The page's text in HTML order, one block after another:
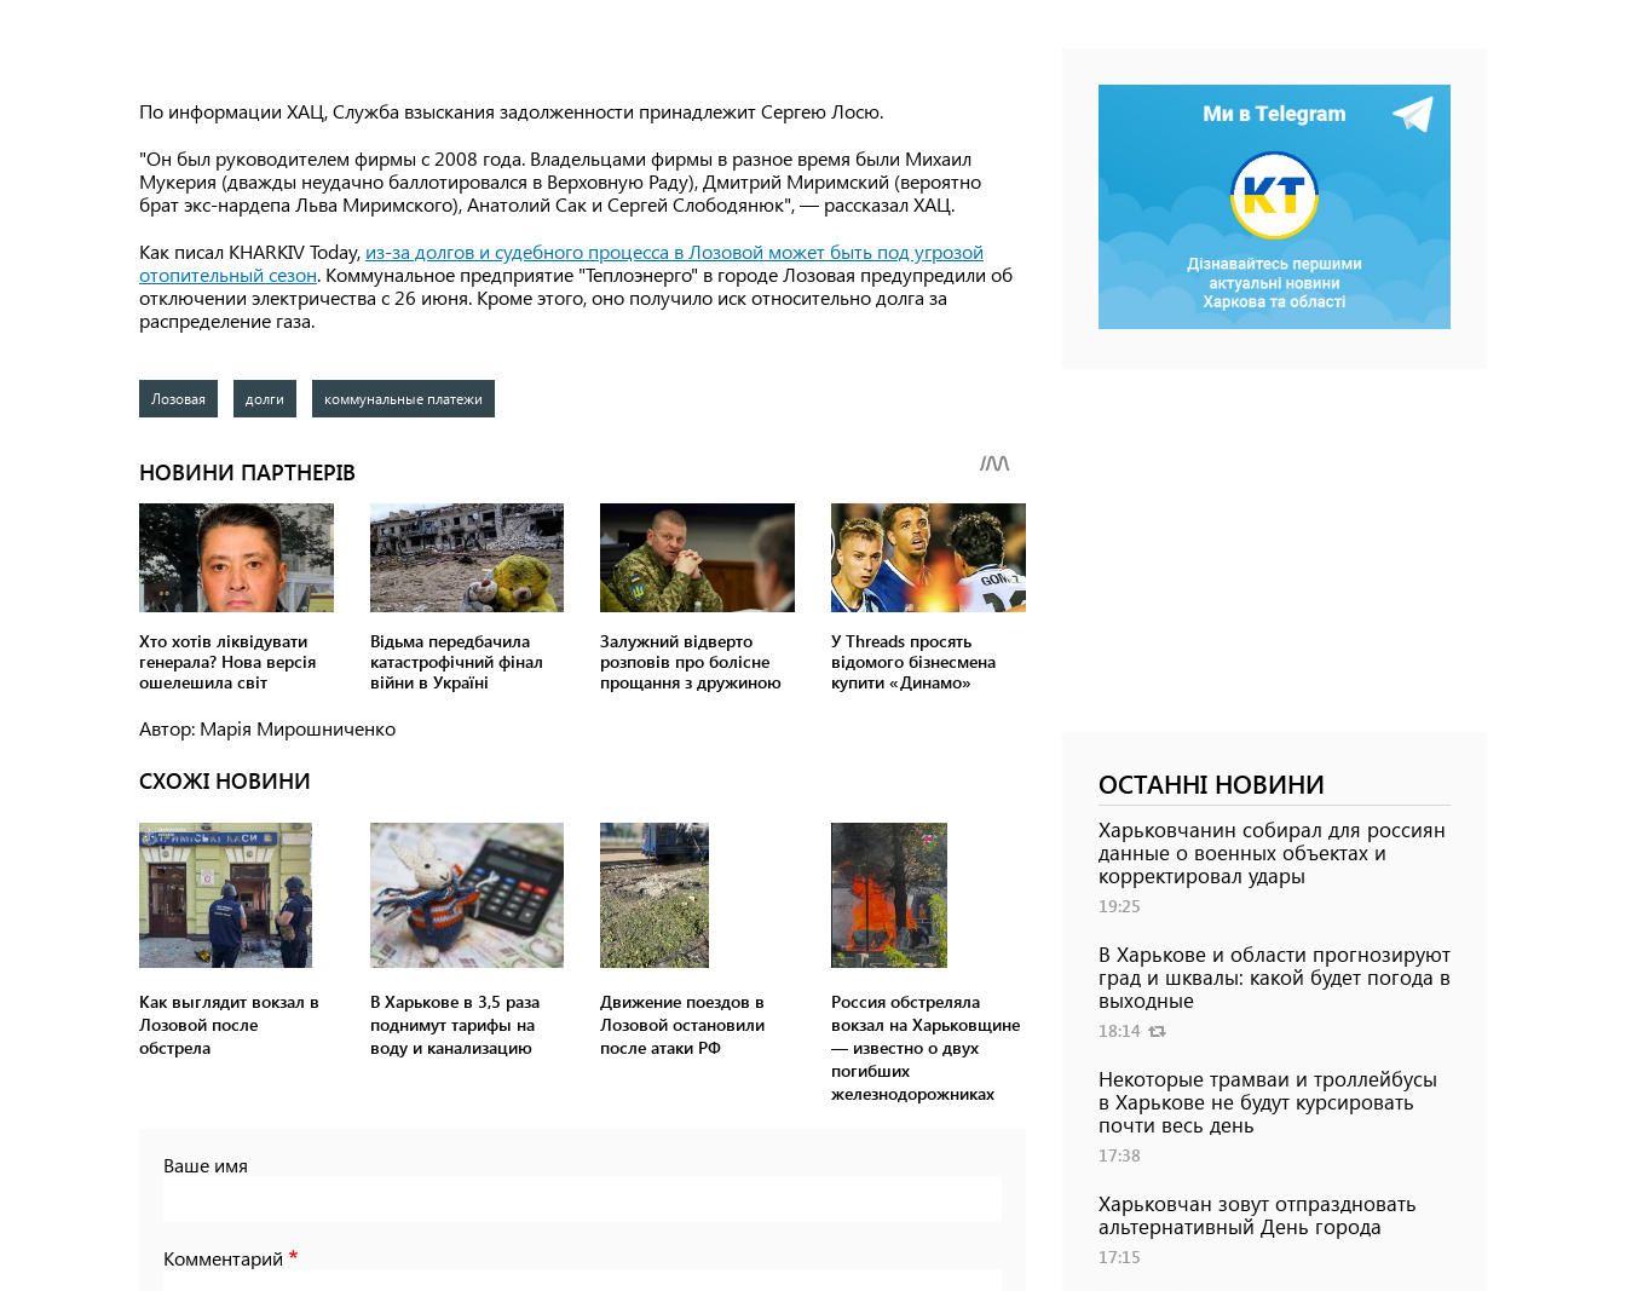
По информации ХАЦ, Служба взыскания задолженности принадлежит Сергею Лосю.
"Он был руководителем фирмы с 2008 года. Владельцами фирмы в разное время были Михаил
Мукерия (дважды неудачно баллотировался в Верховную Раду), Дмитрий Миримский (вероятно
брат экс-нардепа Льва Миримского), Анатолий Сак и Сергей Слободянюк", — рассказал ХАЦ.
Как писал KHARKIV Today, из-за долгов и судебного процесса в Лозовой может быть под угрозой
отопительный сезон. Коммунальное предприятие "Теплоэнерго" в городе Лозовая предупредили об
отключении электричества с 26 июня. Кроме этого, оно получило иск относительно долга за
распределение газа.
Лозовая долги коммунальные платежи
Автор: Марія Мирошниченко
СХОЖІ НОВИНИ
Как выглядит вокзал в
Лозовой после
обстрела
В Харькове в 3,5 раза
поднимут тарифы на
воду и канализацию
Движение поездов в
Лозовой остановили
после атаки РФ
Россия обстреляла
вокзал на Харьковщине
— известно о двух
погибших
железнодорожниках
Ваше имя
Комментарий
ОСТАННІ НОВИНИ
Харьковчанин собирал для россиян
данные о военных объектах и ​​
корректировал удары
19:25
В Харькове и области прогнозируют
град и шквалы: какой будет погода в
выходные
18:14
Некоторые трамваи и троллейбусы
в Харькове не будут курсировать
почти весь день
17:38
Харьковчан зовут отпраздновать
альтернативный День города
17:15